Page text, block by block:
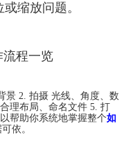
缩放问题。
流程一览
景 2. 拍摄 光线、角度、数
理布局、命名文件 5. 打
帮助你系统地掌握整个如
依。